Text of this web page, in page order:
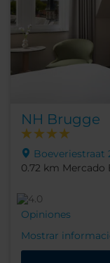
NH Brugge
Boeveriestraat
0.72 km Mercado
Opiniones
Mostrar